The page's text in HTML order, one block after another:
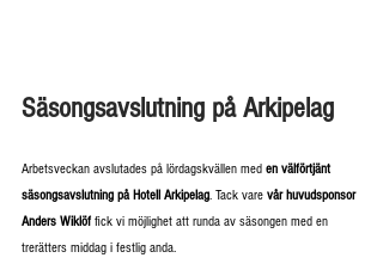
Säsongsavslutning på Arkipelag
Arbetsveckan avslutades på lördagskvällen med en välförtjänt
säsongsavslutning på Hotell Arkipelag. Tack vare vår huvudsponsor
Anders Wiklöf fick vi möjlighet att runda av säsongen med en
trerätters middag i festlig anda.